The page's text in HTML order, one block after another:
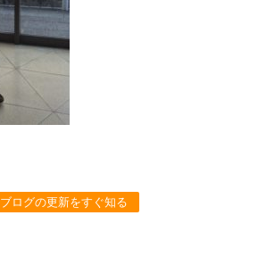
ブログの更新をすぐ知る